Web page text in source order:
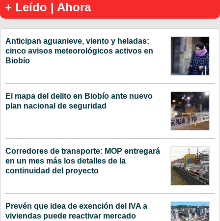
+ Leído | Ahora
Anticipan aguanieve, viento y heladas:
cinco avisos meteorológicos activos en
Biobío
El mapa del delito en Biobío ante nuevo
plan nacional de seguridad
Corredores de transporte: MOP entregará
en un mes más los detalles de la
continuidad del proyecto
Prevén que idea de exención del IVA a
viviendas puede reactivar mercado